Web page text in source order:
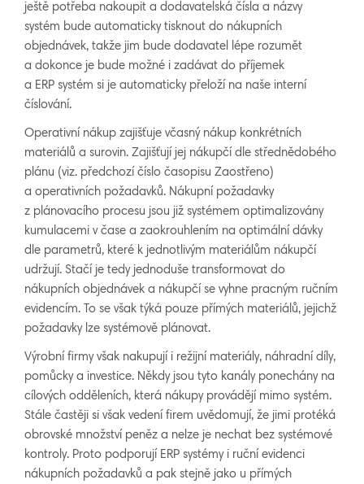
ještě potřeba nakoupit a dodavatelská čísla a názvy
systém bude automaticky tisknout do nákupních
objednávek, takže jim bude dodavatel lépe rozumět
a dokonce je bude možné i zadávat do příjemek
a ERP systém si je automaticky přeloží na naše interní
číslování.
Operativní nákup zajišťuje včasný nákup konkrétních
materiálů a surovin. Zajišťují jej nákupčí dle střednědobého
plánu (viz. předchozí číslo časopisu Zaostřeno)
a operativních požadavků. Nákupní požadavky
z plánovacího procesu jsou již systémem optimalizovány
kumulacemi v čase a zaokrouhlením na optimální dávky
dle parametrů, které k jednotlivým materiálům nákupčí
udržují. Stačí je tedy jednoduše transformovat do
nákupních objednávek a nákupčí se vyhne pracným ručním
evidencím. To se však týká pouze přímých materiálů, jejichž
požadavky lze systémově plánovat.
Výrobní firmy však nakupují i režijní materiály, náhradní díly,
pomůcky a investice. Někdy jsou tyto kanály ponechány na
cílových odděleních, která nákupy provádějí mimo systém.
Stále častěji si však vedení firem uvědomují, že jimi protéká
obrovské množství peněz a nelze je nechat bez systémové
kontroly. Proto podporují ERP systémy i ruční evidenci
nákupních požadavků a pak stejně jako u přímých